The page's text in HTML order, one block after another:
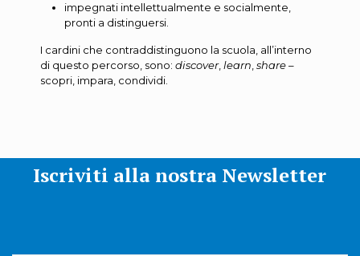
impegnati intellettualmente e socialmente,
pronti a distinguersi.
I cardini che contraddistinguono la scuola, all’interno
di questo percorso, sono: discover, learn share–
scopri, impara, condividi.
Iscriviti alla nostra Newsletter